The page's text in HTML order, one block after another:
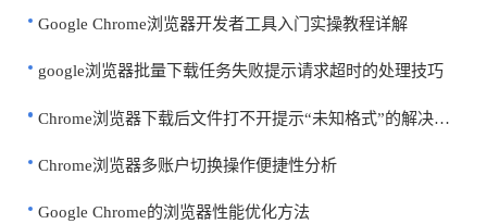
Google Chrome浏览器开发者工具入门实操教程详解
google浏览器批量下载任务失败提示请求超时的处理技巧
Chrome浏览器下载后文件打不开提示“未知格式”的解决方法
Chrome浏览器多账户切换操作便捷性分析
Google Chrome的浏览器性能优化方法